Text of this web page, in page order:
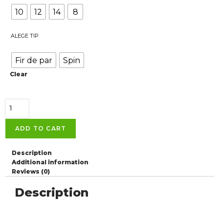
10 12 14 8
ALEGE TIP
Fir de par Spin
Clear
ADD TO CART
Description
Additional information
Reviews (0)
Description